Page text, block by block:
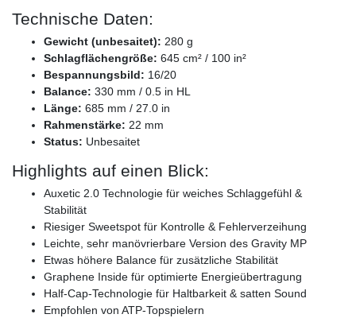
Technische Daten:
Gewicht (unbesaitet): 280 g
Schlagflächengröße: 645 cm² / 100 in²
Bespannungsbild: 16/20
Balance: 330 mm / 0.5 in HL
Länge: 685 mm / 27.0 in
Rahmenstärke: 22 mm
Status: Unbesaitet
Highlights auf einen Blick:
Auxetic 2.0 Technologie für weiches Schlaggefühl &
Stabilität
Riesiger Sweetspot für Kontrolle & Fehlerverzeihung
Leichte, sehr manövrierbare Version des Gravity MP
Etwas höhere Balance für zusätzliche Stabilität
Graphene Inside für optimierte Energieübertragung
Half-Cap-Technologie für Haltbarkeit & satten Sound
Empfohlen von ATP-Topspielern